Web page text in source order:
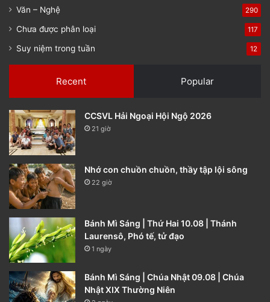
Văn – Nghệ 290
Chưa được phân loại 117
Suy niệm trong tuần 12
Recent Popular
CCSVL Hải Ngoại Hội Ngộ 2026
21 giờ
Nhớ con chuồn chuồn, thầy tập lội sông
22 giờ
Bánh Mì Sáng | Thứ Hai 10.08 | Thánh
Laurensô, Phó tế, tử đạo
1 ngày
Bánh Mì Sáng | Chúa Nhật 09.08 | Chúa
Nhật XIX Thường Niên